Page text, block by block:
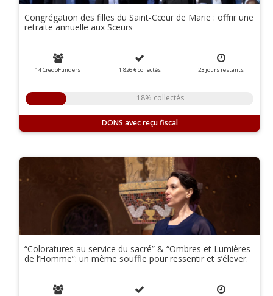
Congrégation des filles du Saint-Cœur de Marie : offrir une
retraite annuelle aux Sœurs
14 CredoFunders 1 826 €collectés 23jours restants
18% collectés
DONS
“Coloratures au service du sacré” & “Ombres et Lumières
de l’Homme”: un même souffle pour ressentir et s’élever.